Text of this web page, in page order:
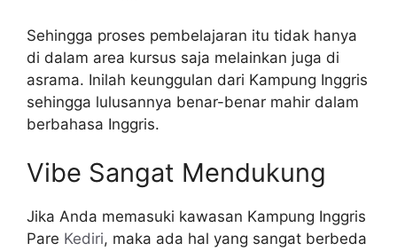
Sehingga proses pembelajaran itu tidak hanya
di dalam area kursus saja melainkan juga di
asrama. Inilah keunggulan dari Kampung Inggris
sehingga lulusannya benar-benar mahir dalam
berbahasa Inggris.
Vibe Sangat Mendukung
Jika Anda memasuki kawasan Kampung Inggris
Pare Kediri, maka ada hal yang sangat berbeda